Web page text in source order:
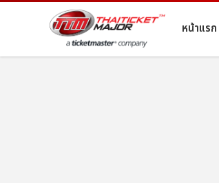
หน้าแรก